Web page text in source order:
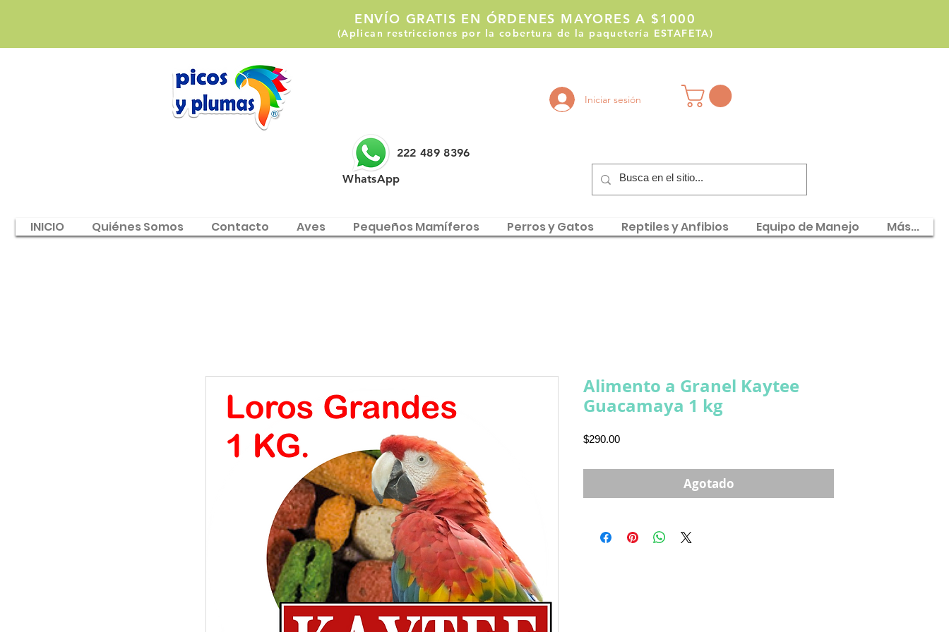
ENVÍO GRATIS EN ÓRDENES MAYORES A $1000
(Aplican restricciones por la cobertura de la paquetería ESTAFETA)
Iniciar sesión
222 489 8396
WhatsApp
INICIO Quiénes Somos Contacto Aves Pequeños Mamíferos Perros y Gatos Reptiles y Anfibios Equipo de Manejo Más...
Alimento a Granel Kaytee
Guacamaya 1 kg
$290.00Precio
Agotado